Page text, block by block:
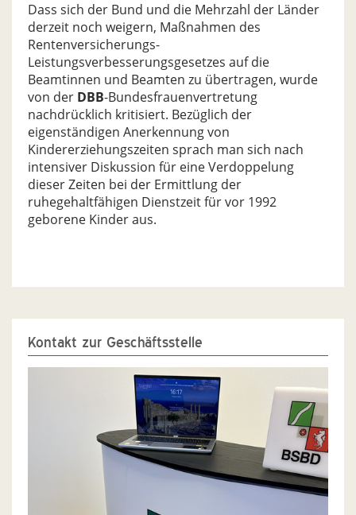
Dass sich der Bund und die Mehrzahl der Länder
derzeit noch weigern, Maßnahmen des
Rentenversicherungs-
Leistungsverbesserungsgesetzes auf die
Beamtinnen und Beamten zu übertragen, wurde
von der DBB-Bundesfrauenvertretung
nachdrücklich kritisiert. Bezüglich der
eigenständigen Anerkennung von
Kindererziehungszeiten sprach man sich nach
intensiver Diskussion für eine Verdoppelung
dieser Zeiten bei der Ermittlung der
ruhegehaltfähigen Dienstzeit für vor 1992
geborene Kinder aus.
Kontakt zur Geschäftsstelle